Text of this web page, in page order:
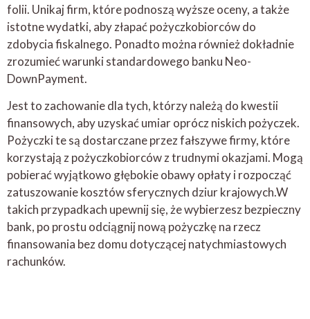
folii. Unikaj firm, które podnoszą wyższe oceny, a także
istotne wydatki, aby złapać pożyczkobiorców do
zdobycia fiskalnego. Ponadto można również dokładnie
zrozumieć warunki standardowego banku Neo-
DownPayment.
Jest to zachowanie dla tych, którzy należą do kwestii
finansowych, aby uzyskać umiar oprócz niskich pożyczek.
Pożyczki te są dostarczane przez fałszywe firmy, które
korzystają z pożyczkobiorców z trudnymi okazjami. Mogą
pobierać wyjątkowo głębokie obawy opłaty i rozpocząć
zatuszowanie kosztów sferycznych dziur krajowych.W
takich przypadkach upewnij się, że wybierzesz bezpieczny
bank, po prostu odciągnij nową pożyczkę na rzecz
finansowania bez domu dotyczącej natychmiastowych
rachunków.